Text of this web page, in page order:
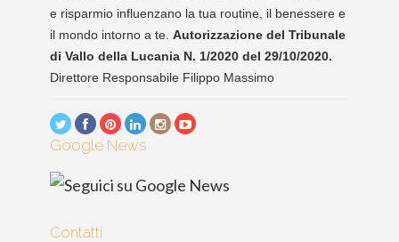
e risparmio influenzano la tua routine, il benessere e
il mondo intorno a te. Autorizzazione del Tribunale
di Vallo della Lucania N. 1/2020 del 29/10/2020.
Direttore Responsabile Filippo Massimo
Google News
Contatti